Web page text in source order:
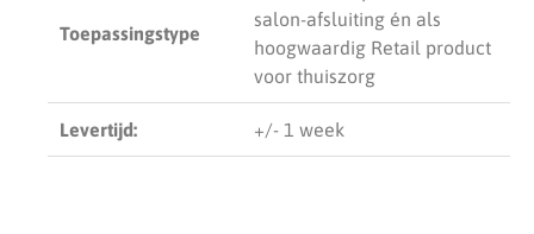
Toepassingstype
salon-afsluiting én als
hoogwaardig Retail product
voor thuiszorg
Levertijd: +/- 1 week